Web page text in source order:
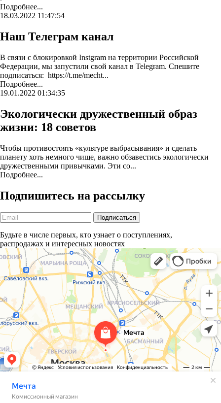
Подробнее...
18.03.2022 11:47:54
Наш Телеграм канал
В связи с блокировкой Instgram на территории Российской
Федерации, мы запустили свой канал в Telegram. Спешите
подписаться: https://t.me/mecht...
Подробнее...
19.01.2022 01:34:35
Экологически дружественный образ
жизни: 18 советов
Чтобы противостоять «культуре выбрасывания» и сделать
планету хоть немного чище, важно обзавестись экологически
дружественными привычками. Эти со...
Подробнее...
Подпишитесь на рассылку
Будьте в числе первых, кто узнает о поступлениях,
распродажах и интересных новостях